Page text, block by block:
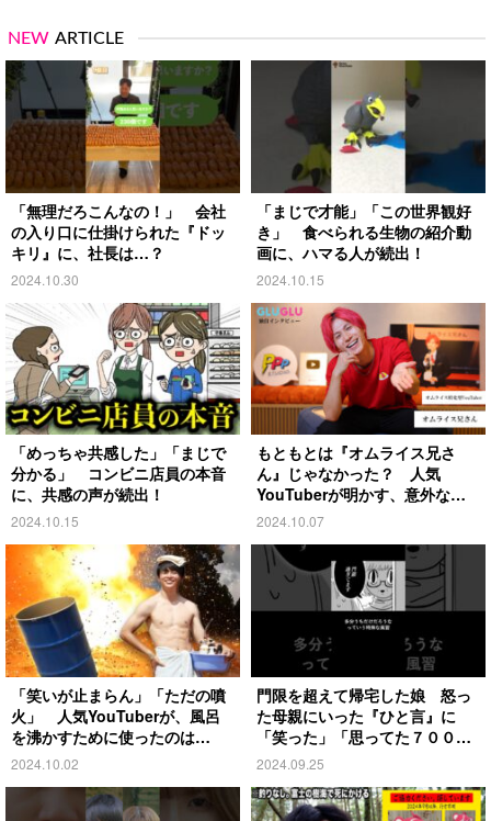
NEW ARTICLE
「無理だろこんなの！」 会社
の入り口に仕掛けられた『ドッ
キリ』に、社長は…？
2024.10.30
「まじで才能」「この世界観好
き」 食べられる生物の紹介動
画に、ハマる人が続出！
2024.10.15
「めっちゃ共感した」「まじで
分かる」 コンビニ店員の本音
に、共感の声が続出！
2024.10.15
もともとは『オムライス兄さ
ん』じゃなかった？ 人気
YouTuberが明かす、意外な過
去とは
2024.10.07
「笑いが止まらん」「ただの噴
火」 人気YouTuberが、風呂
を沸かすために使ったのは…
2024.10.02
門限を超えて帰宅した娘 怒っ
た母親にいった『ひと言』に
「笑った」「思ってた７００倍
特殊」
2024.09.25